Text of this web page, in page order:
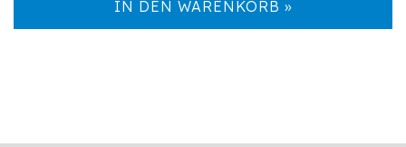
IN DEN WARENKORB »